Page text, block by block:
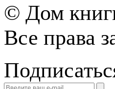
© Дом
Все права